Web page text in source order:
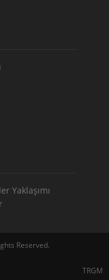
Yaklaşımı
Reserved.
TRGM